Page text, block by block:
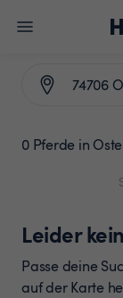
0 Pferde in
Leider
Passe deine
auf der Karte